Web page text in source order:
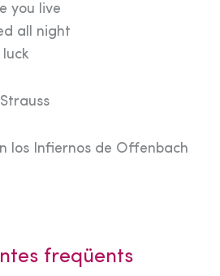
you live
all night
los Infiernos de Offenbach
freqüents